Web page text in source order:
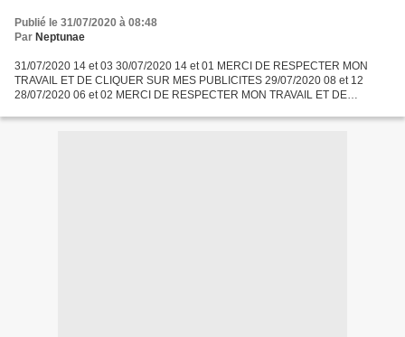
Publié le 31/07/2020 à 08:48
Par Neptunae
31/07/2020 14 et 03 30/07/2020 14 et 01 MERCI DE RESPECTER MON
TRAVAIL ET DE CLIQUER SUR MES PUBLICITES 29/07/2020 08 et 12
28/07/2020 06 et 02 MERCI DE RESPECTER MON TRAVAIL ET DE
MERCI...